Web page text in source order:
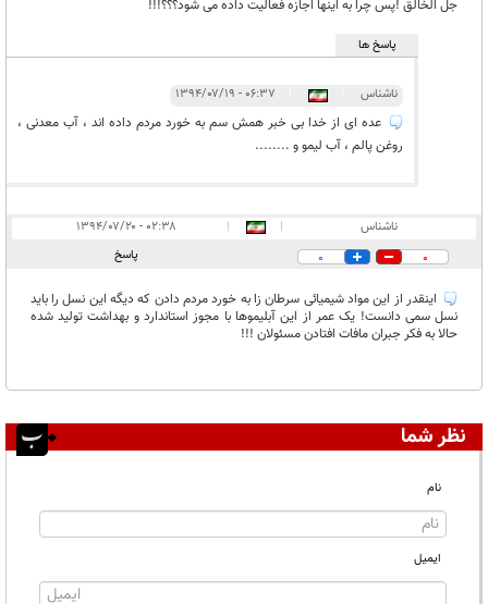
جل الخالق !پس چرا به اینها اجازه فعالیت داده می شود؟؟؟!!!
پاسخ ها
ناشناس ۰۶:۳۷ - ۱۳۹۴/۰۷/۱۹
عده ای از خدا بی خبر همش سم به خورد مردم داده اند ، آب معدنی ،
روغن پالم ، آب لیمو و ........
ناشناس |
|
۰۲:۳۸ - ۱۳۹۴/۰۷/۲۰
0
0 پاسخ
اینقدر از این مواد شیمیائی سرطان زا به خورد مردم دادن که دیگه این نسل را باید
نسل سمی دانست! یک عمر از این آبلیموها با مجوز استاندارد و بهداشت تولید شده
حالا به فکر جبران مافات افتادن مسئولان !!!
نظر شما
نام
ایمیل